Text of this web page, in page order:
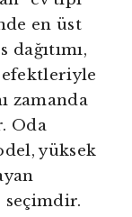
en üst
dağıtımı,
efektleriyle
zamanda
Oda
yüksek